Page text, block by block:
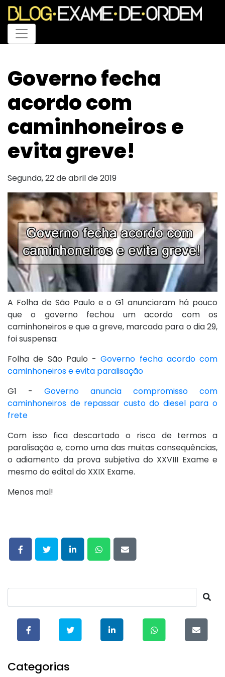
Menu
Governo fecha
acordo com
caminhoneiros e
evita greve!
Segunda, 22 de abril de 2019
A Folha de São Paulo e o G1 anunciaram há pouco
que o governo fechou um acordo com os
caminhoneiros e que a greve, marcada para o dia 29,
foi suspensa:
Folha de São Paulo -Governo fecha acordo com
caminhoneiros e evita paralisação
G1 - Governo anuncia compromisso com
caminhoneiros de repassar custo do diesel para o
frete
Com isso fica descartado o risco de termos a
paralisação e, como uma das muitas consequências,
o adiamento da prova subjetiva do XXVIII Exame e
mesmo do edital do XXIX Exame.
Menos mal!
Categorias